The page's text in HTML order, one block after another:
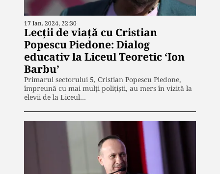
17 Ian. 2024, 22:30
Lecții de viață cu Cristian
Popescu Piedone: Dialog
educativ la Liceul Teoretic ‘Ion
Barbu’
Primarul sectorului 5, Cristian Popescu Piedone,
împreună cu mai mulți polițiști, au mers în vizită la
elevii de la Liceul…